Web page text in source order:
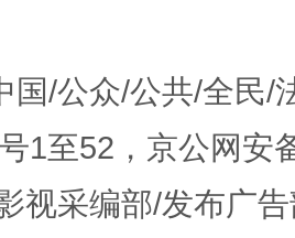
丛生
国/公众/公共/全民/
1至52，京公网安
视采编部/发布广